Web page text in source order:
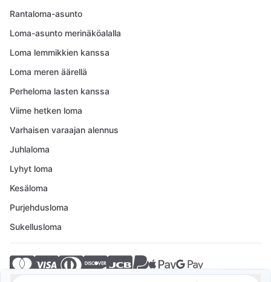
Rantaloma-asunto
Loma-asunto merinäköalalla
Loma lemmikkien kanssa
Loma meren äärellä
Perheloma lasten kanssa
Viime hetken loma
Varhaisen varaajan alennus
Juhlaloma
Lyhyt loma
Kesäloma
Purjehdusloma
Sukellusloma